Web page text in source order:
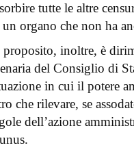
tutte le altre
organo che non ha
inoltre, è
del Consiglio di
in cui il potere
che rilevare, se
dell’azione